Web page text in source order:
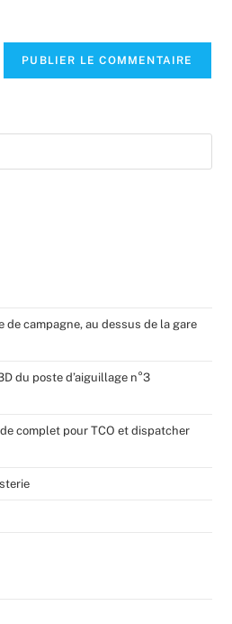
de campagne, au dessus de la gare
du poste d’aiguillage n°3
complet pour TCO et dispatcher